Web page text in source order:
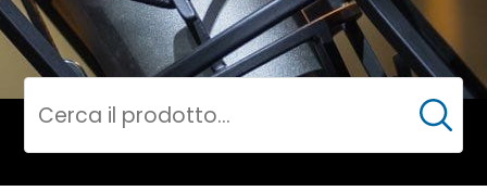
Cerca